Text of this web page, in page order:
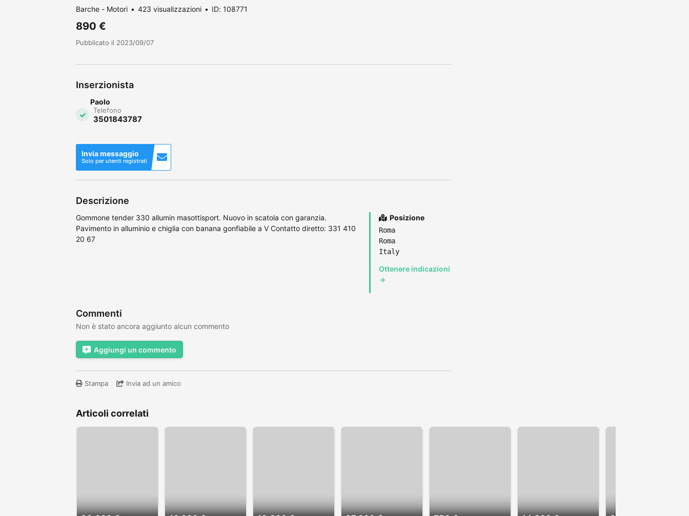
Barche - Motori 423 visualizzazioni ID: 108771
890 €
Pubblicato il 2023/09/07
Inserzionista
Paolo
Telefono
3501843787
Invia messaggio
Solo per utenti registrati
Descrizione
Gommone tender 330 allumin masottisport. Nuovo in scatola con garanzia.
Pavimento in alluminio e chiglia con banana gonfiabile a V Contatto diretto: 331 410
20 67
Posizione
Roma
Roma
Italy
Ottenere indicazioni
→
Commenti
Non è stato ancora aggiunto alcun commento
Aggiungi un commento
Stampa Invia ad un amico
Articoli correlati